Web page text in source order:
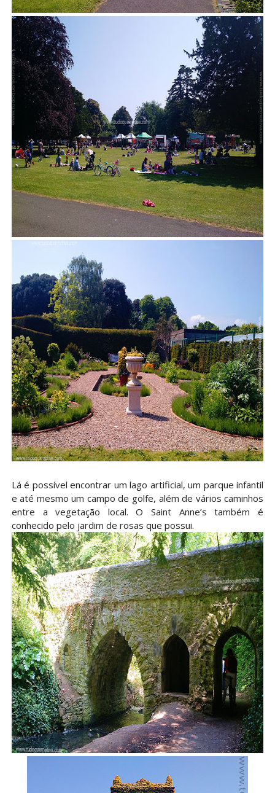
Lá é possível encontrar um lago artificial, um parque infantil
e até mesmo um campo de golfe, além de vários caminhos
entre a vegetação local. O Saint Anne’s também é
conhecido pelo jardim de rosas que possui.